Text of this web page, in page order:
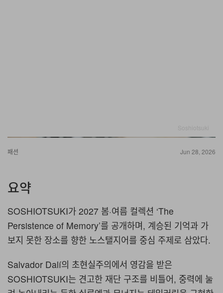
패션 Jun 28, 2026
요약
SOSHIOTSUKI가 2027 봄·여름 컬렉션 ‘The
Persistence of Memory’를 공개하며, 계승된 기억과 가
보지 못한 장소를 향한 노스탤지어를 중심 주제로 삼았다.
Salvador Dalí의 초현실주의에서 영감을 받은
SOSHIOTSUKI는 견고한 재단 구조를 비틀어, 중력에 눌